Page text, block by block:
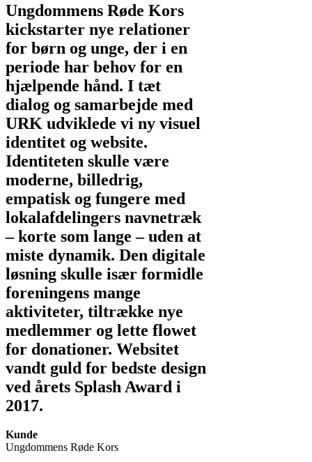
Ungdommens Røde Kors
kickstarter nye relationer
for børn og unge, der i en
periode har behov for en
hjælpende hånd. I tæt
dialog og samarbejde med
URK udviklede vi ny visuel
identitet og website.
Identiteten skulle være
moderne, billedrig,
empatisk og fungere med
lokalafdelingers navnetræk
– korte som lange – uden at
miste dynamik. Den digitale
løsning skulle især formidle
foreningens mange
aktiviteter, tiltrække nye
medlemmer og lette flowet
for donationer. Websitet
vandt guld for bedste design
ved årets Splash Award i
2017.
Kunde
Ungdommens Røde Kors